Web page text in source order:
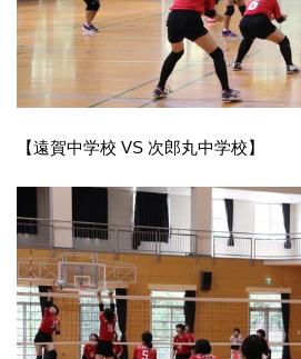
【遠賀中学校 VS 次郎丸中学校】